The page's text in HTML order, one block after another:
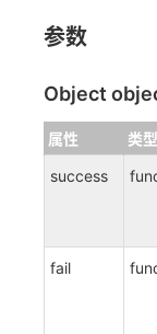
参数
Object
属性 类型
success
fail